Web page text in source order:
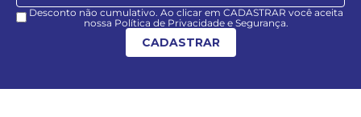
Desconto não cumulativo. Ao clicar em CADASTRAR você aceita
nossa Política de Privacidade e Segurança.
CADASTRAR